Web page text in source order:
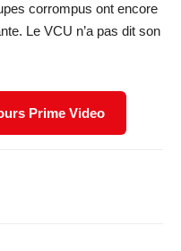
corrompus ont encore
Le VCU n’a pas dit son
Prime Video